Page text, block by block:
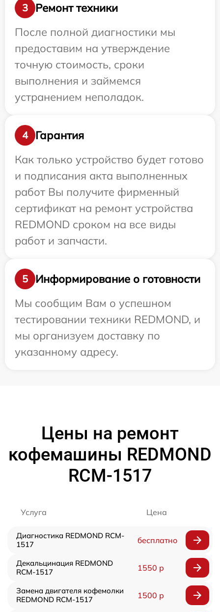
3
Ремонт техники
После полной диагностики мы
предоставим на утверждение
точную стоимость, сроки
выполнения и займемся
устранением неполадок.
4
Гарантия
Как только устройство будет готово
и подписания акта выполненных
работ Вы получите фирменный
сертификат на ремонт устройства
REDMOND сроком на все виды
работ и запчасти.
5
Информирование о готовности
Мы сообщим Вам о успешном
тестировании техники REDMOND, и
мы организуем доставку по
указанному адресу.
Цены на ремонт
кофемашины REDMOND
RCM-1517
Услуга Цена
Диагностика REDMOND RCM-
1517
бесплатно
Декальцинация REDMOND
RCM-1517
1550 р
Замена двигателя кофемолки
REDMOND RCM-1517
1500 р